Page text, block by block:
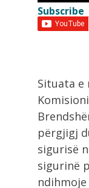
Subscribe
Situata e
përgjigj
sigurisë
sigurinë